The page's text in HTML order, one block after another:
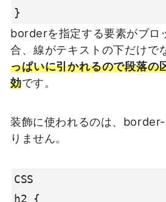
}
borderを指定する要素がブロ
合、線がテキストの下だけで
っぱいに引かれるので段落の
効です。
装飾に使われるのは、
りません。
CSS
h2 {